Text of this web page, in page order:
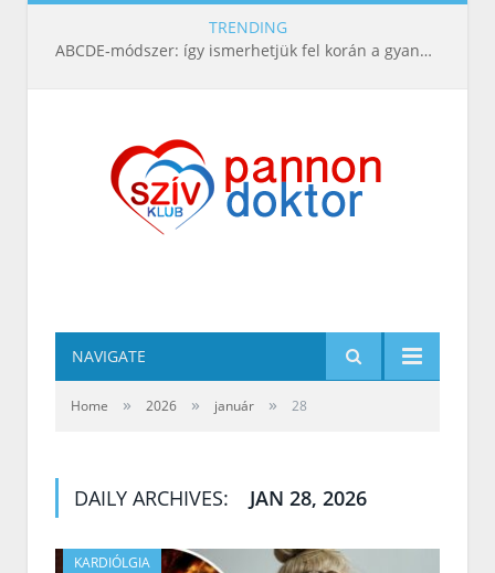
TRENDING
ABCDE‑módszer: így ismerhetjük fel korán a gyanús bőrelváltozásokat
NAVIGATE
Home » 2026 » január » 28
DAILY ARCHIVES: JAN 28, 2026
KARDIÓLGIA